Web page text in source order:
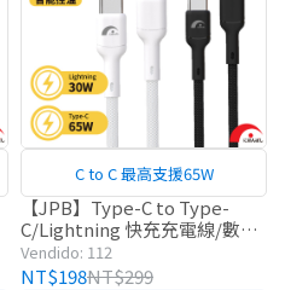
C to C 最高支援65W
【JPB】Type-C to Type-
C/Lightning 快充充電線/數據
線 PD65W/30W 2m 傳輸線
Vendido: 112
NT$198NT$299